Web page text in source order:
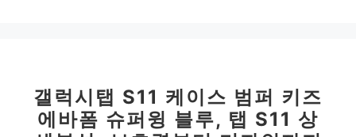
갤럭시탭 S11 케이스 범퍼 키즈
에바폼 슈퍼윙 블루, 탭 S11 상